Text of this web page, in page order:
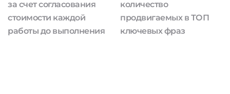
за счет согласования
стоимости каждой
работы до выполнения
количество
продвигаемых в ТОП
ключевых фраз